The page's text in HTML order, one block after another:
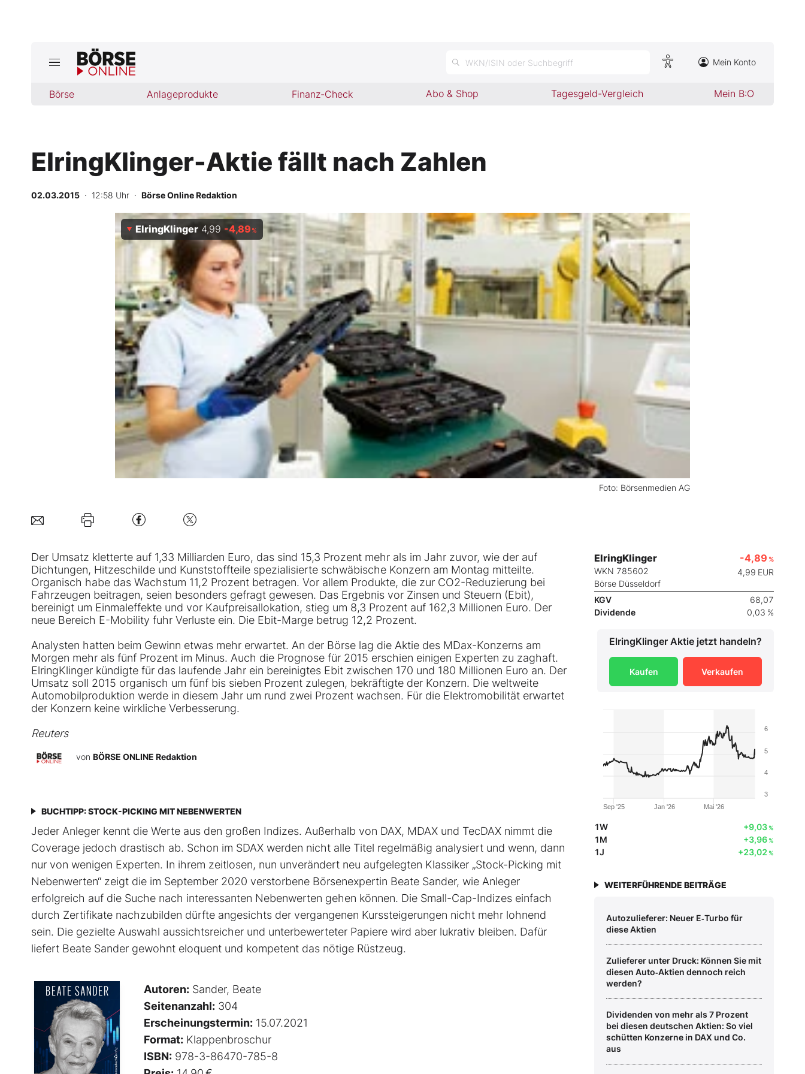
WKN/ISIN oder Suchbegriff Mein Konto
Börse Anlageprodukte Finanz-Check Abo & Shop Tagesgeld-Vergleich Mein B:O
Jetzt aktuelle Ausgabe BÖRSE ONLINE lesen
Anlageprodukte
Finanz-Check
Abo & Shop
BO-Musterdepots
Experten
Mein B:O
Mein Konto
Folgen Sie uns
Kontakt
ElringKlinger-Aktie fällt nach Zahlen
02.03.2015 · 12:58 Uhr · Börse Online Redaktion
Foto: Börsenmedien AG
ElringKlinger 4,99 -4,89 %
Der Umsatz kletterte auf 1,33 Milliarden Euro, das sind 15,3 Prozent mehr als im Jahr zuvor, wie der auf
Dichtungen, Hitzeschilde und Kunststoffteile spezialisierte schwäbische Konzern am Montag mitteilte.
Organisch habe das Wachstum 11,2 Prozent betragen. Vor allem Produkte, die zur CO2-Reduzierung bei
Fahrzeugen beitragen, seien besonders gefragt gewesen. Das Ergebnis vor Zinsen und Steuern (Ebit),
bereinigt um Einmaleffekte und vor Kaufpreisallokation, stieg um 8,3 Prozent auf 162,3 Millionen Euro. Der
neue Bereich E-Mobility fuhr Verluste ein. Die Ebit-Marge betrug 12,2 Prozent.
Analysten hatten beim Gewinn etwas mehr erwartet. An der Börse lag die Aktie des MDax-Konzerns am
Morgen mehr als fünf Prozent im Minus. Auch die Prognose für 2015 erschien einigen Experten zu zaghaft.
ElringKlinger kündigte für das laufende Jahr ein bereinigtes Ebit zwischen 170 und 180 Millionen Euro an. Der
Umsatz soll 2015 organisch um fünf bis sieben Prozent zulegen, bekräftigte der Konzern. Die weltweite
Automobilproduktion werde in diesem Jahr um rund zwei Prozent wachsen. Für die Elektromobilität erwartet
der Konzern keine wirkliche Verbesserung.
Reuters
von BÖRSE ONLINE Redaktion
BUCHTIPP: STOCK-PICKING MIT NEBENWERTEN
Jeder Anleger kennt die Werte aus den großen Indizes. Außerhalb von DAX, MDAX und TecDAX nimmt die
Coverage jedoch drastisch ab. Schon im SDAX werden nicht alle Titel regel­mäßig analysiert und wenn, dann
nur von wenigen Experten. In ihrem zeitlosen, nun unverändert neu aufgelegten Klassiker „Stock-Picking mit
Nebenwerten“ zeigt die im September 2020 verstorbene Börsenexpertin Beate Sander, wie Anleger
erfolgreich auf die Suche nach interessanten Nebenwerten gehen können. Die Small-Cap-Indizes einfach
durch Zertifikate nachzubilden dürfte angesichts der vergangenen Kurssteiger­ungen nicht mehr lohnend
sein. Die gezielte Auswahl aussichtsreicher und unterbewerteter Papiere wird aber lukrativ bleiben. Dafür
liefert Beate Sander gewohnt eloquent und kompetent das nötige Rüstzeug.
Autoren: Sander, Beate
Seitenanzahl: 304
Erscheinungstermin: 15.07.2021
Format: Klappenbroschur
ISBN: 978-3-86470-785-8
ElringKlinger
WKN 785602
Börse Düsseldorf
-4,89 %
4,99 EUR
KGV
68,07
Dividende
0,03 %
ElringKlinger Aktie jetzt handeln?
Kaufen Verkaufen
Jan '26
Sep '25 Mai '26
3
4
5
6
1W +9,03%
1M +3,96%
1J +23,02%
WEITERFÜHRENDE BEITRÄGE
Autozulieferer: Neuer E‑Turbo für
diese Aktien
Zulieferer unter Druck: Können Sie mit
diesen Auto‑Aktien dennoch reich
werden?
Dividenden von mehr als 7 Prozent
bei diesen deutschen Aktien: So viel
schütten Konzerne in DAX und Co.
aus